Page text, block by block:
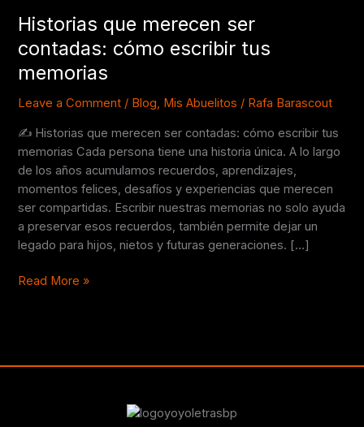
Historias que merecen ser
contadas: cómo escribir tus
memorias
Leave a Comment / Blog, Mis Abuelitos / Rafa Barascout
✍️ Historias que merecen ser contadas: cómo escribir tus
memorias Cada persona tiene una historia única. A lo largo
de los años acumulamos recuerdos, aprendizajes,
momentos felices, desafíos y experiencias que merecen
ser compartidas. Escribir nuestras memorias no solo ayuda
a preservar esos recuerdos, también permite dejar un
legado para hijos, nietos y futuras generaciones. […]
merecen
contadas:
cómo
escribir
memorias
Read More »